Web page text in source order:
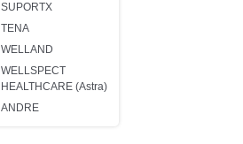
SUPORTX
TENA
WELLAND
WELLSPECT
HEALTHCARE (Astra)
ANDRE